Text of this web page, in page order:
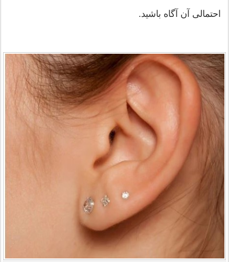
احتمالی آن آگاه باشید.